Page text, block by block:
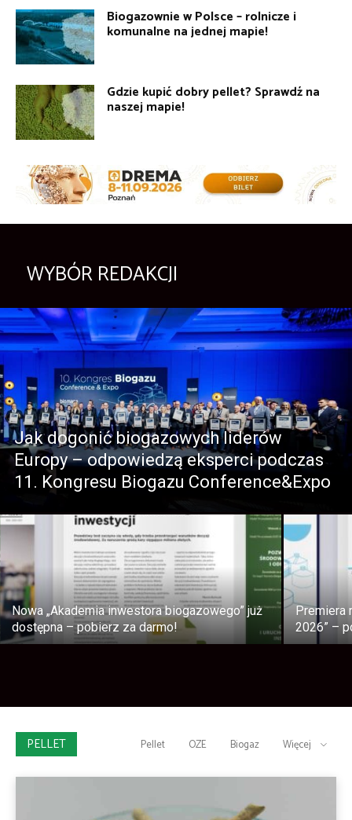
Biogazownie w Polsce – rolnicze i
komunalne na jednej mapie!
Gdzie kupić dobry pellet? Sprawdź na
naszej mapie!
WYBÓR REDAKCJI
Jak dogonić biogazowych liderów
Europy – odpowiedzą eksperci podczas
11. Kongresu Biogazu Conference&Expo
Nowa „Akademia inwestora biogazowego” już
dostępna – pobierz za darmo!
Premiera
2026” –
PELLET Pellet OZE Biogaz Więcej